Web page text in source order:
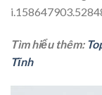
Tìm hiểu thêm:
Tĩnh